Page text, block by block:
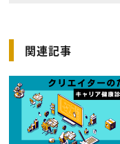
関連記事